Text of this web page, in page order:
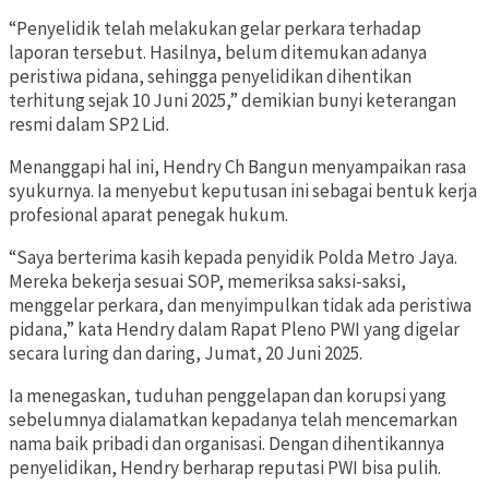
“Penyelidik telah melakukan gelar perkara terhadap
laporan tersebut. Hasilnya, belum ditemukan adanya
peristiwa pidana, sehingga penyelidikan dihentikan
terhitung sejak 10 Juni 2025,” demikian bunyi keterangan
resmi dalam SP2 Lid.
Menanggapi hal ini, Hendry Ch Bangun menyampaikan rasa
syukurnya. Ia menyebut keputusan ini sebagai bentuk kerja
profesional aparat penegak hukum.
“Saya berterima kasih kepada penyidik Polda Metro Jaya.
Mereka bekerja sesuai SOP, memeriksa saksi-saksi,
menggelar perkara, dan menyimpulkan tidak ada peristiwa
pidana,” kata Hendry dalam Rapat Pleno PWI yang digelar
secara luring dan daring, Jumat, 20 Juni 2025.
Ia menegaskan, tuduhan penggelapan dan korupsi yang
sebelumnya dialamatkan kepadanya telah mencemarkan
nama baik pribadi dan organisasi. Dengan dihentikannya
penyelidikan, Hendry berharap reputasi PWI bisa pulih.